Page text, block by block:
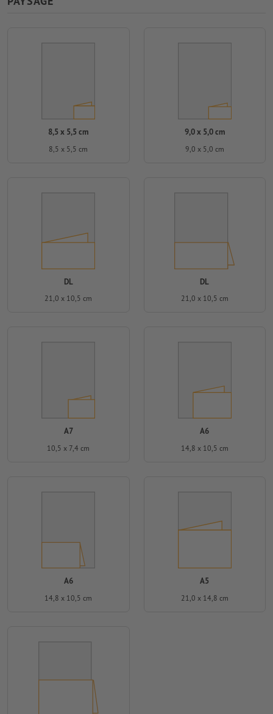
8,5 x 5,5 cm
8,5 x 5,5 cm
9,0 x 5,0 cm
9,0 x 5,0 cm
DL
21,0 x 10,5 cm
DL
21,0 x 10,5 cm
A7
10,5 x 7,4 cm
A6
14,8 x 10,5 cm
A6
14,8 x 10,5 cm
A5
21,0 x 14,8 cm